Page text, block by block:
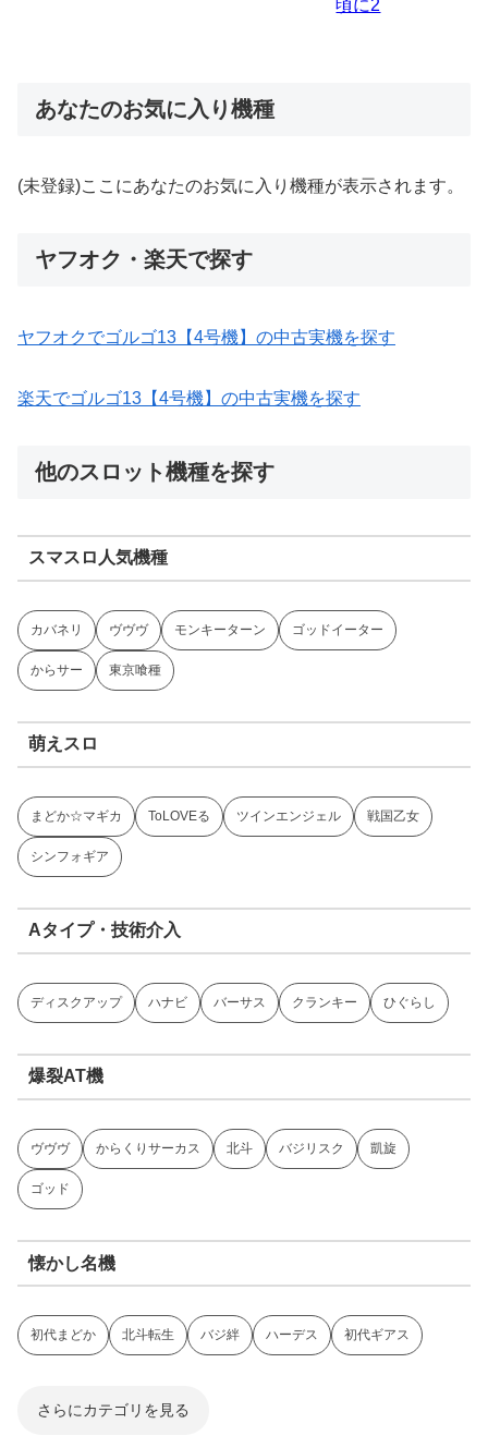
あなたのお気に入り機種
(未登録)ここにあなたのお気に入り機種が表示されます。
ヤフオク・楽天で探す
ヤフオクでゴルゴ13【4号機】の中古実機を探す
楽天でゴルゴ13【4号機】の中古実機を探す
他のスロット機種を探す
スマスロ人気機種
カバネリ ヴヴヴ モンキーターン ゴッドイーター
からサー 東京喰種
萌えスロ
まどか☆マギカ ToLOVEる ツインエンジェル 戦国乙女
シンフォギア
Aタイプ・技術介入
ディスクアップ ハナビ バーサス クランキー ひぐらし
爆裂AT機
ヴヴヴ からくりサーカス 北斗 バジリスク 凱旋
ゴッド
懐かし名機
初代まどか 北斗転生 バジ絆 ハーデス 初代ギアス
さらにカテゴリを見る